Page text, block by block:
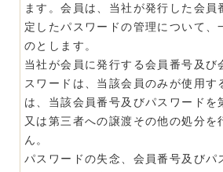
ます。会員は、当社が発行した会員
定したパスワードの管理について、
のとします。
当社が会員に発行する会員番号及び
スワードは、当該会員のみが使用す
は、当該会員番号及びパスワードを
又は第三者への譲渡その他の処分を
ん。
パスワードの失念、会員番号及びパ